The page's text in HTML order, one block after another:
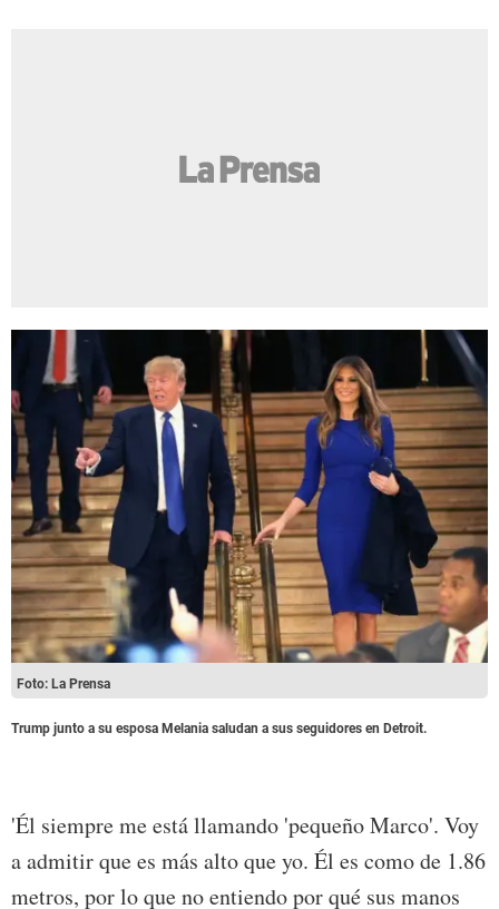
Foto: La Prensa
Trump junto a su esposa Melania saludan a sus seguidores en Detroit.
'Él siempre me está llamando 'pequeño Marco'. Voy
a admitir que es más alto que yo. Él es como de 1.86
metros, por lo que no entiendo por qué sus manos